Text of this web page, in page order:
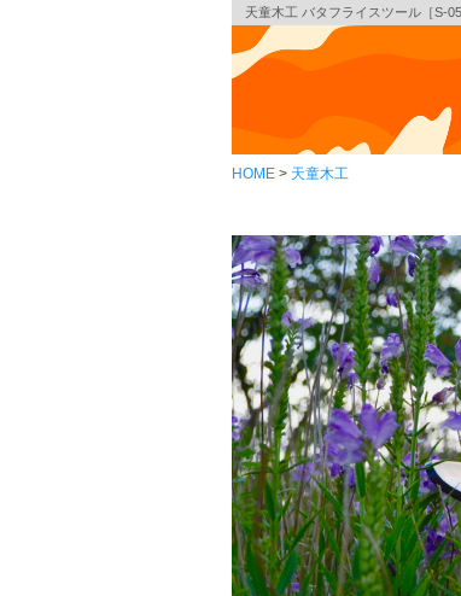
天童木工 バタフライスツール［S-
HOME 天童木工